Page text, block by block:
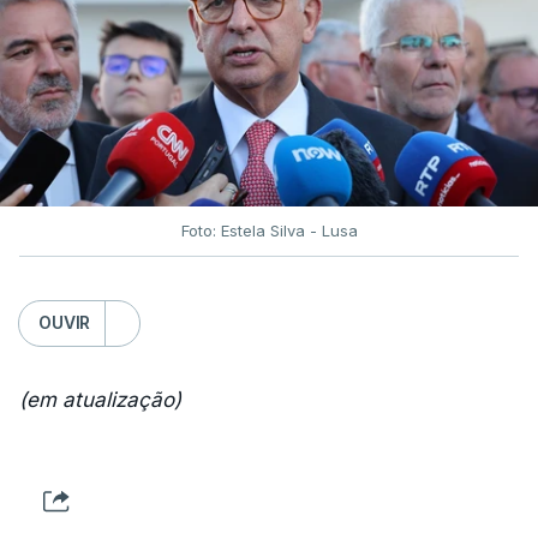
Foto: Estela Silva - Lusa
OUVIR
(em atualização)